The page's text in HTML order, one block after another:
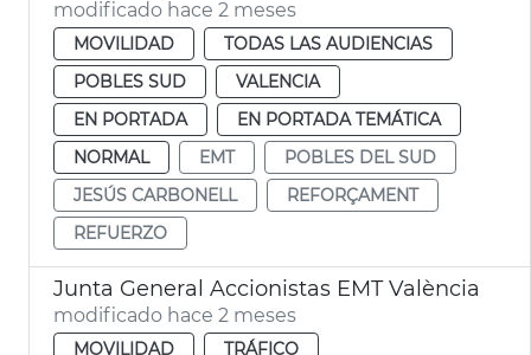
modificado hace 2 meses
MOVILIDAD
TODAS LAS AUDIENCIAS
POBLES SUD
VALENCIA
EN PORTADA
EN PORTADA TEMÁTICA
NORMAL
EMT
POBLES DEL SUD
JESÚS CARBONELL
REFORÇAMENT
REFUERZO
Junta General Accionistas EMT València
modificado hace 2 meses
MOVILIDAD
TRÁFICO